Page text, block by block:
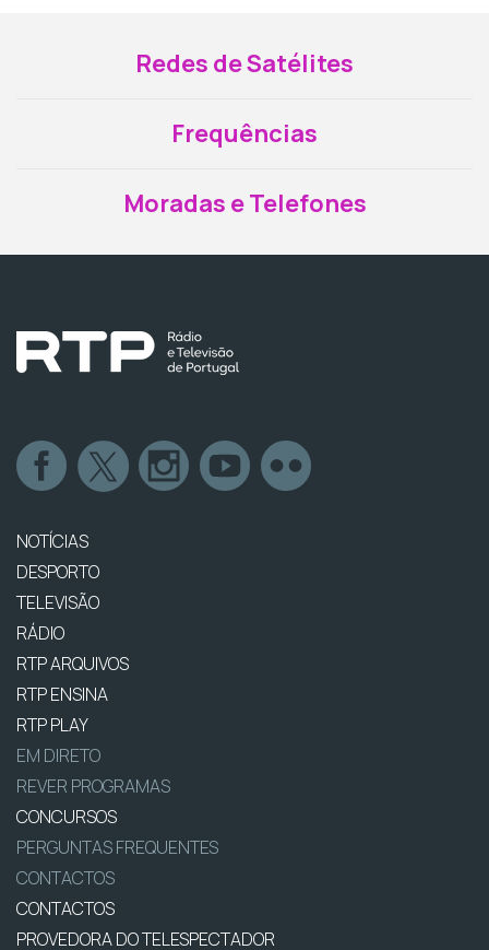
Redes de Satélites
Frequências
Moradas e Telefones
NOTÍCIAS
DESPORTO
TELEVISÃO
RÁDIO
RTP ARQUIVOS
RTP ENSINA
RTP PLAY
EM DIRETO
REVER PROGRAMAS
CONCURSOS
PERGUNTAS FREQUENTES
CONTACTOS
CONTACTOS
PROVEDORA DO TELESPECTADOR